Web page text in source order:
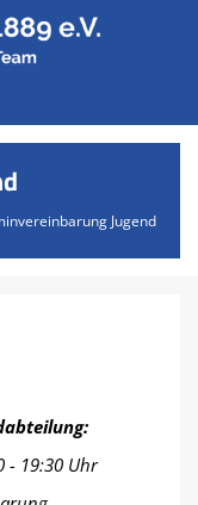
Jugend
- 19:30 Uhr